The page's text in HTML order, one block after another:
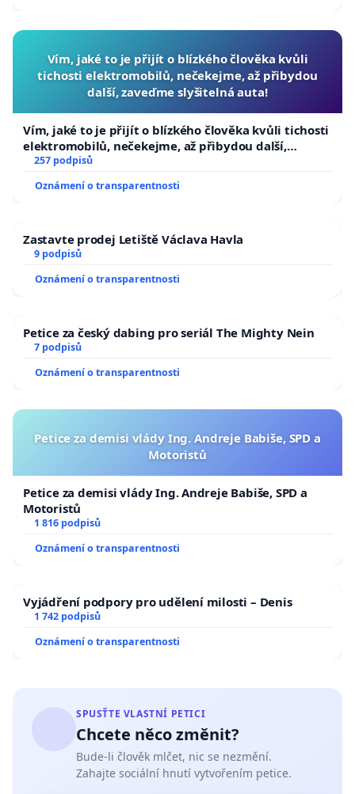
Vím, jaké to je přijít o blízkého člověka kvůli
tichosti elektromobilů, nečekejme, až přibydou
další, zaveďme slyšitelná auta!
Vím, jaké to je přijít o blízkého člověka kvůli tichosti
elektromobilů, nečekejme, až přibydou další,
zaveďme slyšitelná auta!
257 podpisů
Oznámení o transparentnosti
Zastavte prodej Letiště Václava Havla
9 podpisů
Oznámení o transparentnosti
Petice za český dabing pro seriál The Mighty Nein
7 podpisů
Oznámení o transparentnosti
Petice za demisi vlády Ing. Andreje Babiše, SPD a
Motoristů
Petice za demisi vlády Ing. Andreje Babiše, SPD a
Motoristů
1 816 podpisů
Oznámení o transparentnosti
Vyjádření podpory pro udělení milosti – Denis
1 742 podpisů
Oznámení o transparentnosti
SPUSŤTE VLASTNÍ PETICI
Chcete něco změnit?
Bude-li člověk mlčet, nic se nezmění.
Zahajte sociální hnutí vytvořením petice.